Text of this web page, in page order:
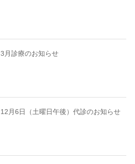
3月診療のお知らせ
12月6日（土曜日午後）代診のお知らせ